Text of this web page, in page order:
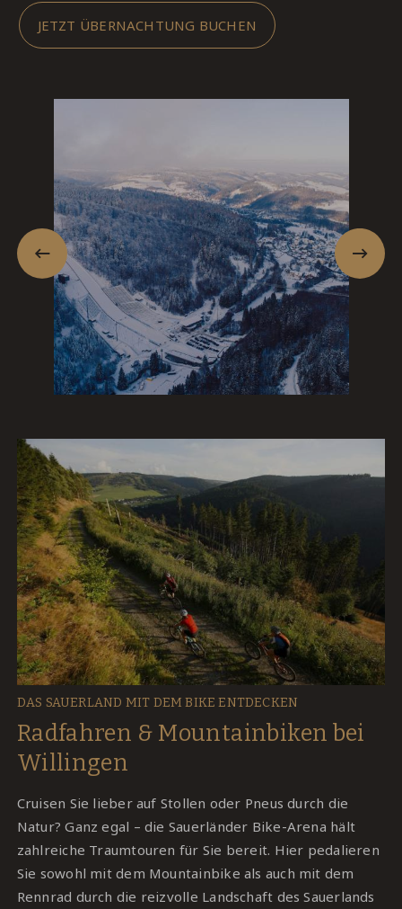
JETZT ÜBERNACHTUNG BUCHEN
DAS SAUERLAND MIT DEM BIKE ENTDECKEN
Radfahren & Mountainbiken bei
Willingen
Cruisen Sie lieber auf Stollen oder Pneus durch die
Natur? Ganz egal – die Sauerländer Bike-Arena hält
zahlreiche Traumtouren für Sie bereit. Hier pedalieren
Sie sowohl mit dem Mountainbike als auch mit dem
Rennrad durch die reizvolle Landschaft des Sauerlands